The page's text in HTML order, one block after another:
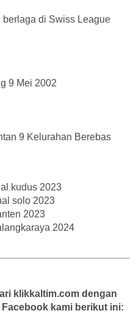
di Swiss League
9 Mei 2002
9 Kelurahan Berebas
kudus 2023
solo 2023
2023
2024
klikkaltim.com dengan
kami berikut ini: